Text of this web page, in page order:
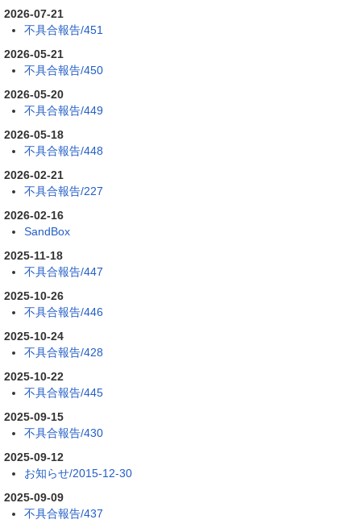
2026-07-21
不具合報告/451
2026-05-21
不具合報告/450
2026-05-20
不具合報告/449
2026-05-18
不具合報告/448
2026-02-21
不具合報告/227
2026-02-16
SandBox
2025-11-18
不具合報告/447
2025-10-26
不具合報告/446
2025-10-24
不具合報告/428
2025-10-22
不具合報告/445
2025-09-15
不具合報告/430
2025-09-12
お知らせ/2015-12-30
2025-09-09
不具合報告/437